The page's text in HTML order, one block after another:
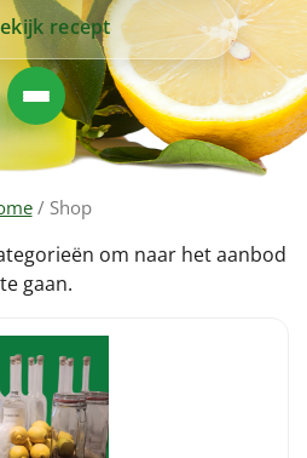
recept
/ Shop
om naar het aanbod
te gaan.